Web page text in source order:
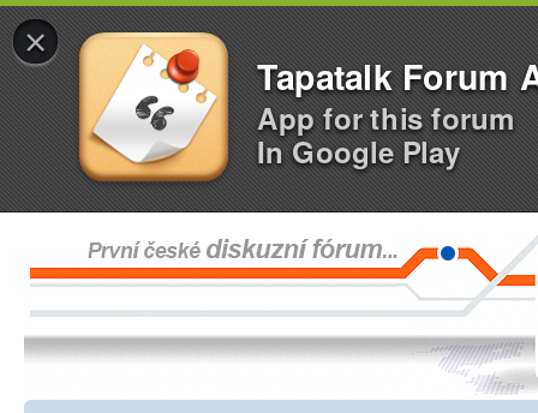
×
Tapatalk Forum
App for this forum
In Google Play